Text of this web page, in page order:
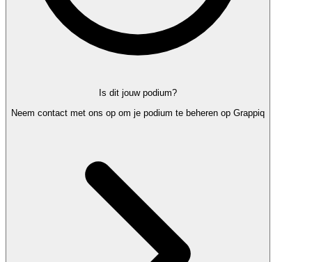
Is dit jouw podium?
Neem contact met ons op om je podium te beheren op Grappiq